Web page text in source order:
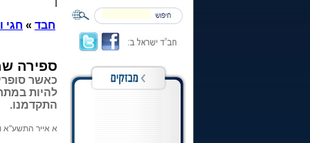
חבד » חגי
ספירה
כאשר
להיות
התקדמנו.
א אייר התשע"א